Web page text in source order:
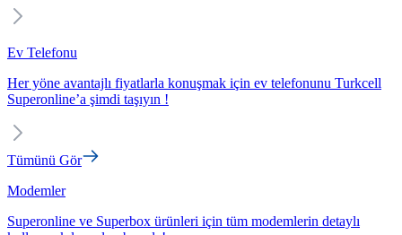
Ev Telefonu
Her yöne avantajlı fiyatlarla konuşmak için ev telefonunu Turkcell
Superonline’a şimdi taşıyın !
Tümünü Gör
Modemler
Superonline ve Superbox ürünleri için tüm modemlerin detaylı